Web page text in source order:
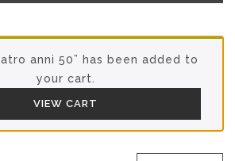
anni 50” has been added to
your cart.
VIEW CART